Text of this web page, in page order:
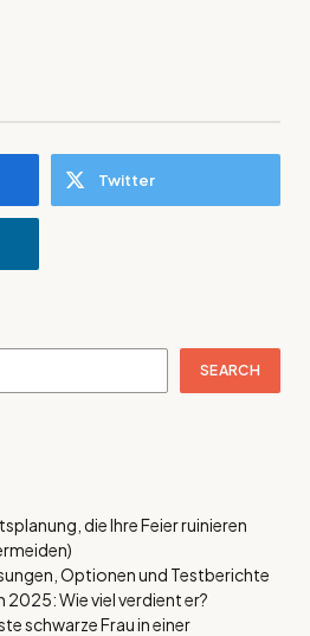
Twitter
SEARCH
die Ihre Feier ruinieren
Optionen und Testberichte
Wie viel verdient er?
schwarze Frau in einer